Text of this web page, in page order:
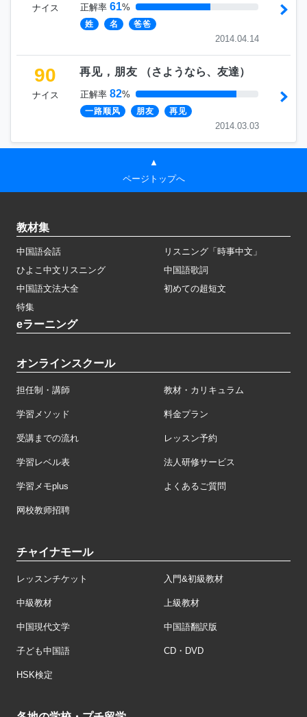
ナイス 正解率 61%
姓 名 爸爸
2014.04.14
90
ナイス
再见，朋友 （さようなら、友達）
正解率 82%
一路顺风 朋友 再见
2014.03.03
▲
ページトップへ
教材集
中国語会話
リスニング「時事中文」
ひよこ中文リスニング
中国語歌詞
中国語文法大全
初めての超短文
特集
eラーニング
オンラインスクール
担任制・講師 教材・カリキュラム
学習メソッド 料金プラン
受講までの流れ レッスン予約
学習レベル表 法人研修サービス
学習メモplus よくあるご質問
网校教师招聘
チャイナモール
レッスンチケット 入門&初級教材
中級教材 上級教材
中国現代文学 中国語翻訳版
子ども中国語 CD・DVD
HSK検定